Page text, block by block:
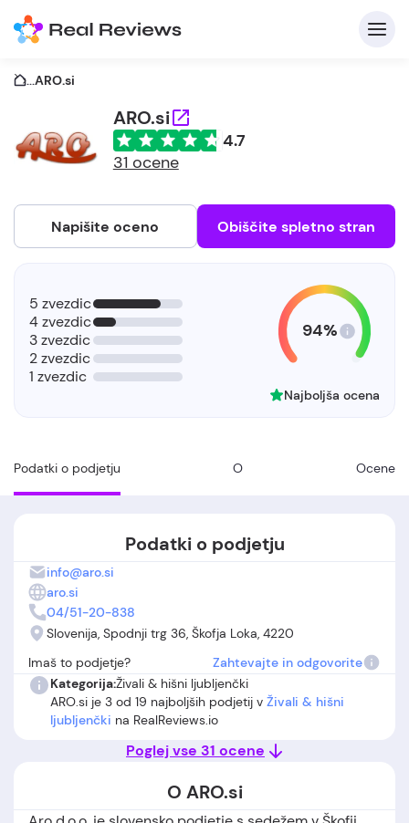
...ARO.si
ARO.si
4.7
31 ocene
Napišite oceno Obiščite spletno stran
Podatki o podjetju O Ocene
5 zvezdic
4 zvezdic
3 zvezdic
2 zvezdic
1 zvezdic
94%
Najboljša ocena
Podatki o podjetju
info@aro.si
aro.si
04/51-20-838
Slovenija, Spodnji trg 36, Škofja Loka, 4220
Imaš to podjetje?
Zahtevajte in odgovorite
Kategorija:Živali & hišni ljubljenčki
ARO.si je 3 od 19 najboljših podjetij v Živali & hišni
ljubljenčki na RealReviews.io
Poglej vse 31 ocene
O ARO.si